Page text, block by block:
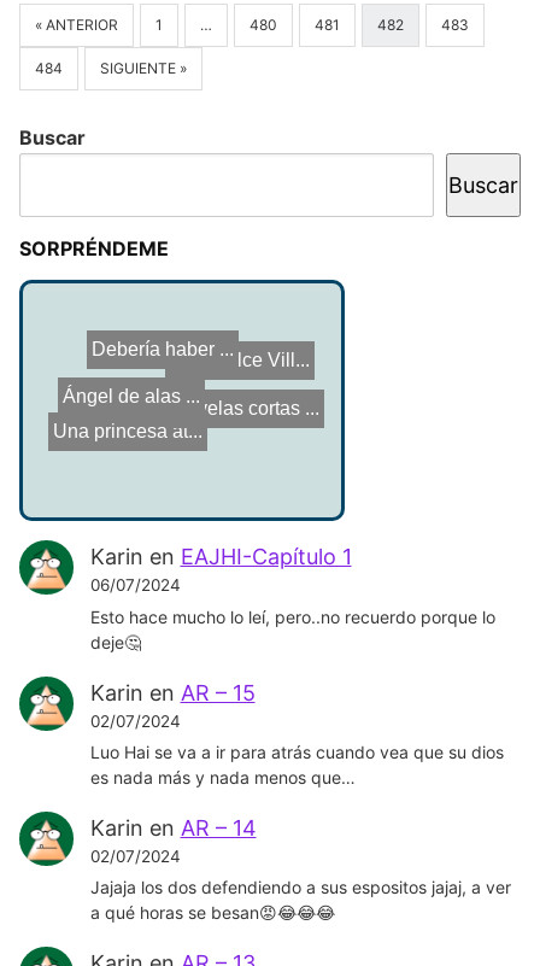
« ANTERIOR 1 … 480 481 482 483
484 SIGUIENTE »
Buscar
Buscar
SORPRÉNDEME
A Mi Dulce Vill...
Debería haber ...
Una princesa at...
Novelas cortas ...
Ángel de alas ...
Karin en EAJHI-Capítulo 1
06/07/2024
Esto hace mucho lo leí, pero..no recuerdo porque lo
deje🤔
Karin en AR – 15
02/07/2024
Luo Hai se va a ir para atrás cuando vea que su dios
es nada más y nada menos que…
Karin en AR – 14
02/07/2024
Jajaja los dos defendiendo a sus espositos jajaj, a ver
a qué horas se besan😡😂😂😂